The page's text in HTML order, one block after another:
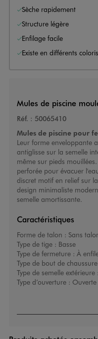
Sèche rapidement
Structure légère
Enfilage facile
Existe en différents coloris
Mules de piscine
Réf. : 50065410
Mules de piscine pour
Leur forme enveloppante
antiglisse sur la semelle
même sur pieds
perforée pour évacuer
discret motif en relief sur
design minimaliste
semelle amortissante.
Caractéristiques
Forme de talon : Sans
Type de tige : Basse
Type de fermeture : À
Type de bout de
Type de semelle extérieure :
Type d’ouverture : Ouverte